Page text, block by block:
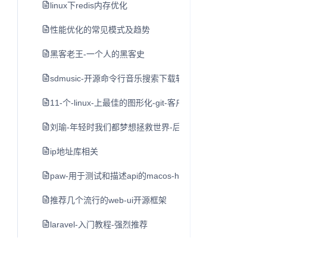
linux下redis内存优化
性能优化的常见模式及趋势
黑客老王-一个人的黑客史
sdmusic-开源命令行音乐搜索下载软件
11-个-linux-上最佳的图形化-git-客户端
刘瑜-年轻时我们都梦想拯救世界-后来
ip地址库相关
paw-用于测试和描述api的macos-http客户端
推荐几个流行的web-ui开源框架
laravel-入门教程-强烈推荐